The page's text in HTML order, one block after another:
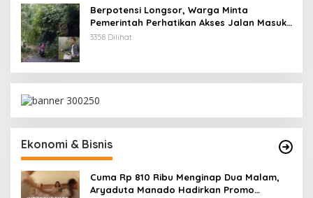
Berpotensi Longsor, Warga Minta
Pemerintah Perhatikan Akses Jalan Masuk
Kecamatan Kumelembuai
3358 Dilihat
Ekonomi & Bisnis
Cuma Rp 810 Ribu Menginap Dua Malam,
Aryaduta Manado Hadirkan Promo